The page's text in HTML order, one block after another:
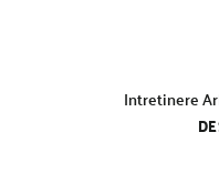
Intretinere